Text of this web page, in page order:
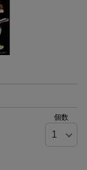
個数